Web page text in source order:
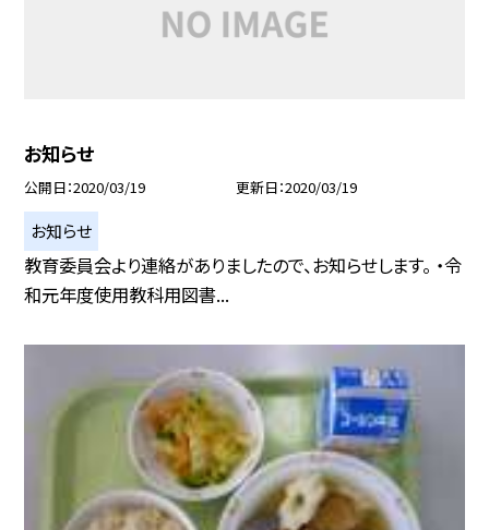
お知らせ
公開日 2020/03/19 更新日 2020/03/19
お知らせ
教育委員会より連絡がありましたので、お知らせします。 ・令
和元年度使用教科用図書...